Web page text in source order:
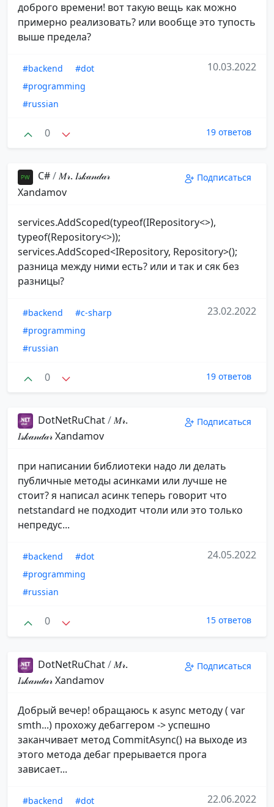
доброго времени! вот такую вещь как можно
примерно реализовать? или вообще это тупость
выше предела?
#backend
#dot
#programming
#russian
10.03.2022
0 19 ответов
С#/𝑀𝓇. 𝐼𝓈𝓀𝒶𝓃𝒹𝒶𝓇️
️Xandamov
Подписаться
services.AddScoped(typeof(IRepository<>),
typeof(Repository<>));
services.AddScoped<IRepository, Repository>();
разница между ними есть? или и так и сяк без
разницы?
#backend
#c-sharp
#programming
#russian
23.02.2022
0 19 ответов
DotNetRuChat/𝑀𝓇.
𝐼𝓈𝓀𝒶𝓃𝒹𝒶𝓇️ ️Xandamov
Подписаться
при написании библиотеки надо ли делать
публичные методы асинками или лучше не
стоит? я написал асинк теперь говорит что
netstandard не подходит чтоли или это только
непредус...
#backend
#dot
#programming
#russian
24.05.2022
0 15 ответов
DotNetRuChat/𝑀𝓇.
𝐼𝓈𝓀𝒶𝓃𝒹𝒶𝓇️ ️Xandamov
Подписаться
Добрый вечер! обращаюсь к async методу ( var
smth...) прохожу дебаггером -> успешно
заканчивает метод CommitAsync() на выходе из
этого метода дебаг прерывается прога
зависает...
#backend
#dot
22.06.2022